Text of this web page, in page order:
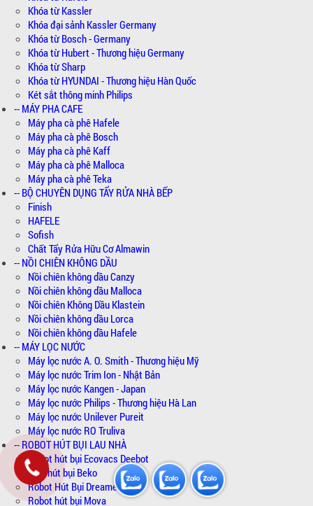
Khóa từ Kassler
Khóa đại sảnh Kassler Germany
Khóa từ Bosch - Germany
Khóa từ Hubert - Thương hiệu Germany
Khóa từ Sharp
Khóa từ HYUNDAI - Thương hiệu Hàn Quốc
Két sắt thông minh Philips
-- MÁY PHA CAFE
Máy pha cà phê Hafele
Máy pha cà phê Bosch
Máy pha cà phê Kaff
Máy pha cà phê Malloca
Máy pha cà phê Teka
-- BỘ CHUYÊN DỤNG TẨY RỬA NHÀ BẾP
Finish
HAFELE
Sofish
Chất Tẩy Rửa Hữu Cơ Almawin
-- NỒI CHIÊN KHÔNG DẦU
Nồi chiên không dầu Canzy
Nồi chiên không dầu Malloca
Nồi chiên Không Dầu Klastein
Nồi chiên không dầu Lorca
Nồi chiên không dầu Hafele
-- MÁY LỌC NƯỚC
Máy lọc nước A. O. Smith - Thương hiệu Mỹ
Máy lọc nước Trim Ion - Nhật Bản
Máy lọc nước Kangen - Japan
Máy lọc nước Philips - Thương hiệu Hà Lan
Máy lọc nước Unilever Pureit
Máy lọc nước RO Truliva
-- ROBOT HÚT BỤI LAU NHÀ
Robot hút bụi Ecovacs Deebot
Máy hút bụi Beko
Robot Hút Bụi Dreame
Robot hút bụi Mova